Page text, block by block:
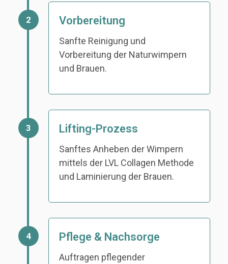
2 Vorbereitung
Sanfte Reinigung und
Vorbereitung der Naturwimpern
und Brauen.
3 Lifting-Prozess
Sanftes Anheben der Wimpern
mittels der LVL Collagen Methode
und Laminierung der Brauen.
4 Pflege & Nachsorge
Auftragen pflegender